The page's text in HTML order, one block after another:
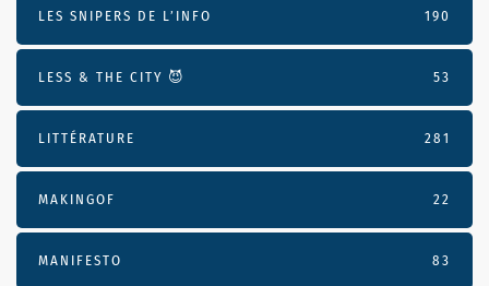
LES SNIPERS DE L’INFO 190
LESS & THE CITY 😈 53
LITTÉRATURE 281
MAKINGOF 22
MANIFESTO 83